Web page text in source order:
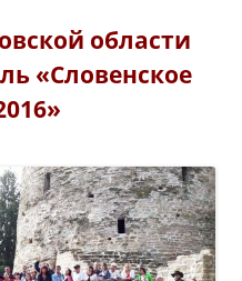
области
«Словенское